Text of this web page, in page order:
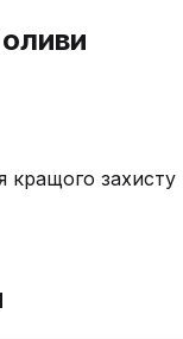
кращого захисту